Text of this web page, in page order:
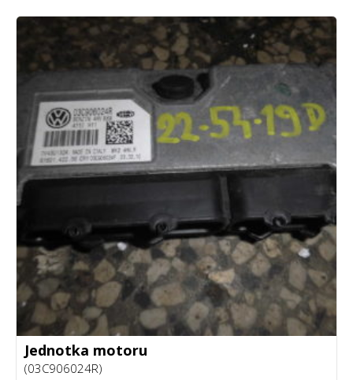
Jednotka motoru
(03C906024R)